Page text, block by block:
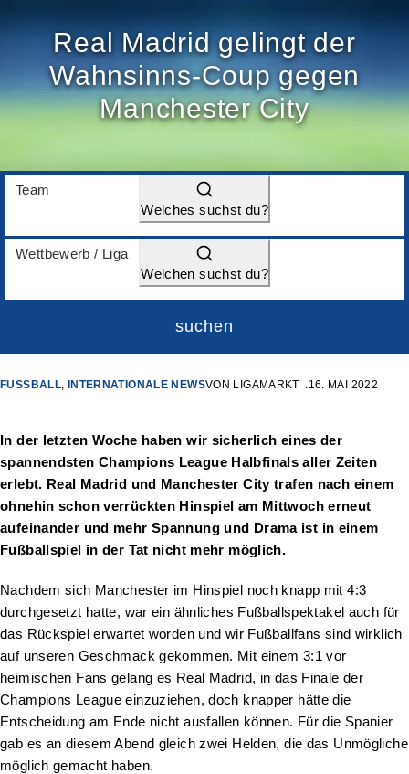
Real Madrid gelingt der
Wahnsinns-Coup gegen
Manchester City
Team
Welches suchst du?
Wettbewerb / Liga
Welchen suchst du?
suchen
FUSSBALL , INTERNATIONALE NEWSVON LIGAMARKT 16. MAI 2022
In der letzten Woche haben wir sicherlich eines der
spannendsten Champions League Halbfinals aller Zeiten
erlebt. Real Madrid und Manchester City trafen nach einem
ohnehin schon verrückten Hinspiel am Mittwoch erneut
aufeinander und mehr Spannung und Drama ist in einem
Fußballspiel in der Tat nicht mehr möglich.
Nachdem sich Manchester im Hinspiel noch knapp mit 4:3
durchgesetzt hatte, war ein ähnliches Fußballspektakel auch für
das Rückspiel erwartet worden und wir Fußballfans sind wirklich
auf unseren Geschmack gekommen. Mit einem 3:1 vor
heimischen Fans gelang es Real Madrid, in das Finale der
Champions League einzuziehen, doch knapper hätte die
Entscheidung am Ende nicht ausfallen können. Für die Spanier
gab es an diesem Abend gleich zwei Helden, die das Unmögliche
möglich gemacht haben.